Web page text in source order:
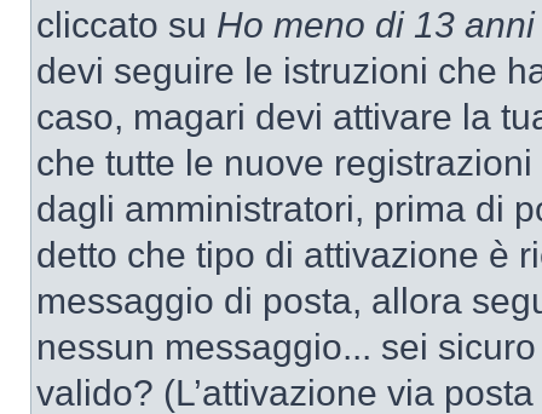
cliccato su Ho meno di 13 anni
devi seguire le istruzioni che
caso, magari devi attivare la
che tutte le nuove
dagli amministratori, prima di
detto che tipo di attivazione è
messaggio di posta, allora
nessun messaggio... sei
valido? (L’attivazione via